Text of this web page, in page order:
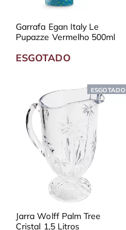
Garrafa Egan Italy Le
Pupazze Vermelho 500ml
ESGOTADO
ESGOTADO
Jarra Wolff Palm Tree
Cristal 1,5 Litros